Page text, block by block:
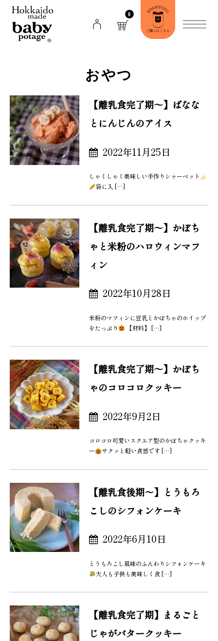
0
おやつ
【離乳食完了期〜】ばなな
とにんじんのアイス
2022年11月25日
しゃくしゃく美味しい手作りシャーベット
袋に入 […]
【離乳食完了期〜】かぼち
ゃと米粉のハロウィンマフ
ィン
2022年10月28日
米粉のマフィンに豆乳とかぼちゃのホイップ
をたっぷり
【材料】 […]
【離乳食完了期〜】かぼち
ゃのコロコロクッキー
2022年9月2日
コロコロ可愛いスクエア型のかぼちゃクッキ
ー
サクッと軽い食感です […]
【離乳食後期〜】とうもろ
こしのシフォンケーキ
2022年6月10日
とうもろこし風味のふんわりシフォンケーキ
大人も子供も美味しく食 […]
【離乳食完了期】まるごと
じゃがバタークッキー